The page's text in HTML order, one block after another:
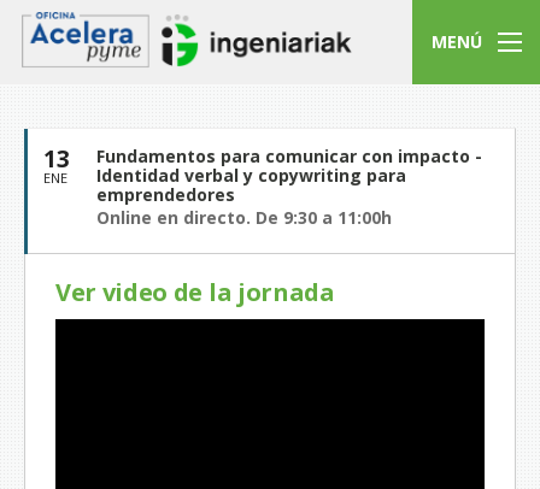
MENÚ
13
ENE
Fundamentos para comunicar con impacto -
Identidad verbal y copywriting para
emprendedores
Online en directo. De 9:30 a 11:00h
Ver video de la jornada